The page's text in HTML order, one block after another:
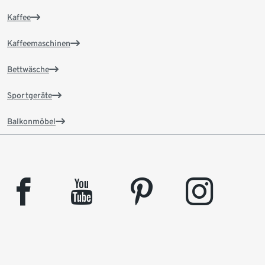
Kaffee
Kaffeemaschinen
Bettwäsche
Sportgeräte
Balkonmöbel
facebook youtube pinterest instagram